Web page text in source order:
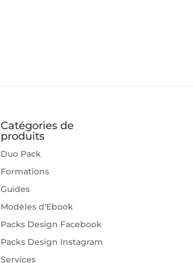
Catégories de
produits
Duo Pack
Formations
Guides
Modèles d'Ebook
Packs Design Facebook
Packs Design Instagram
Services